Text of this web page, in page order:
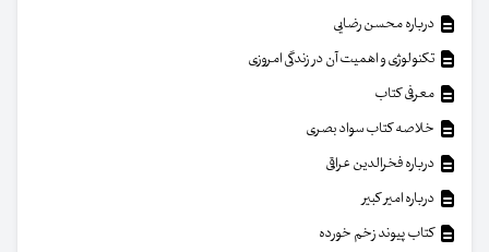
درباره محسن رضایی
تکنولوژی و اهمیت آن در زندگی امروزی
معرفی کتاب
خلاصه کتاب سواد بصری
درباره فخرالدین عراقی
درباره امیر کبیر
کتاب پیوند زخم خورده